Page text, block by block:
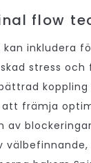
flow
kan inkludera
stress
främja
blockeringar